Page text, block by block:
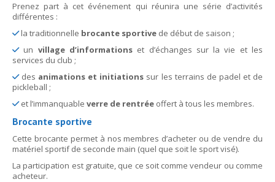
Prenez part à cet événement qui réunira une série d’activités
différentes :
la traditionnelle brocante sportive de début de saison ;
un village d’informationset d’échanges sur la vie et les
services du club ;
des animations et initiations sur les terrains de padel et de
pickleball ;
et l’immanquable verre de rentrée offert à tous les membres.
Brocante sportive
Cette brocante permet à nos membres d’acheter ou de vendre du
matériel sportif de seconde main (quel que soit le sport visé).
La participation est gratuite, que ce soit comme vendeur ou comme
acheteur.